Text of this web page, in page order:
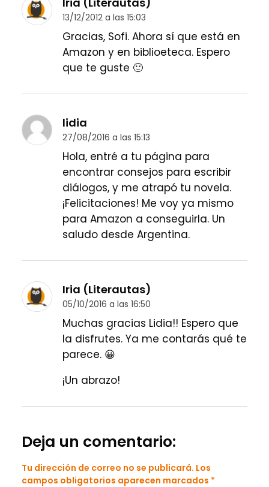
13/12/2012 a las 15:03
Gracias, Sofi. Ahora sí que está en
Amazon y en biblioeteca. Espero
que te guste 🙂
lidia
27/08/2016 a las 15:13
Hola, entré a tu página para
encontrar consejos para escribir
diálogos, y me atrapó tu novela.
¡Felicitaciones! Me voy ya mismo
para Amazon a conseguirla. Un
saludo desde Argentina.
Iria (Literautas)
05/10/2016 a las 16:50
Muchas gracias Lidia!! Espero que
la disfrutes. Ya me contarás qué te
parece. 😀
¡Un abrazo!
Deja un comentario:
Tu dirección de correo no se publicará. Los
campos obligatorios aparecen marcados *